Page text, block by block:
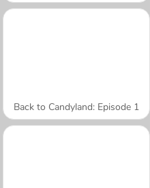
Back to Candyland: Episode 1